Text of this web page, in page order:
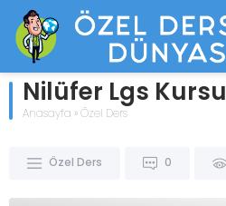
Nilüfer Lgs Kursu
Anasayfa » Özel Ders
Özel Ders 0